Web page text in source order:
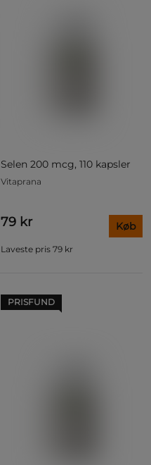
Selen 200 mcg, 110 kapsler
Vitaprana
79 kr
Laveste pris 79 kr
Køb
PRISFUND